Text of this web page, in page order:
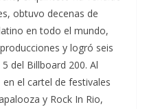
obtuvo decenas de
en todo el mundo,
y logró seis
del Billboard 200. Al
el cartel de festivales
y Rock In Rio,